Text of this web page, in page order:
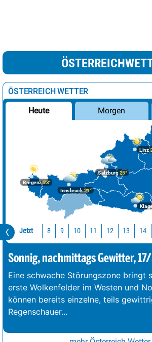
ÖSTERREICH WETTER
Heute Morgen
Bregenz23°
Innsbruck21°
Linz
Salzburg25°
Jetzt 8 9 10 11 12 13 14
Sonnig, nachmittags Gewitter,
Eine schwache Störungszone bringt
erste Wolkenfelder im Westen und
können bereits einzelne, teils
Regenschauer...